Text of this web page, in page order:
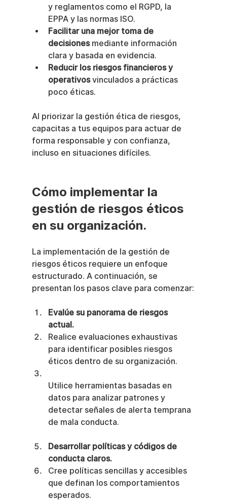
y reglamentos como el RGPD, la
EPPA y las normas ISO.
Facilitar una mejor toma de
decisiones mediante información
clara y basada en evidencia.
Reducir los riesgos financieros y
operativos vinculados a prácticas
poco éticas.
Al priorizar la gestión ética de riesgos,
capacitas a tus equipos para actuar de
forma responsable y con confianza,
incluso en situaciones difíciles.
Cómo implementar la
gestión de riesgos éticos
en su organización.
La implementación de la gestión de
riesgos éticos requiere un enfoque
estructurado. A continuación, se
presentan los pasos clave para comenzar:
Evalúe su panorama de riesgos
actual.
Realice evaluaciones exhaustivas
para identificar posibles riesgos
éticos dentro de su organización.
Utilice herramientas basadas en
datos para analizar patrones y
detectar señales de alerta temprana
de mala conducta.
Desarrollar políticas y códigos de
conducta claros.
Cree políticas sencillas y accesibles
que definan los comportamientos
esperados.